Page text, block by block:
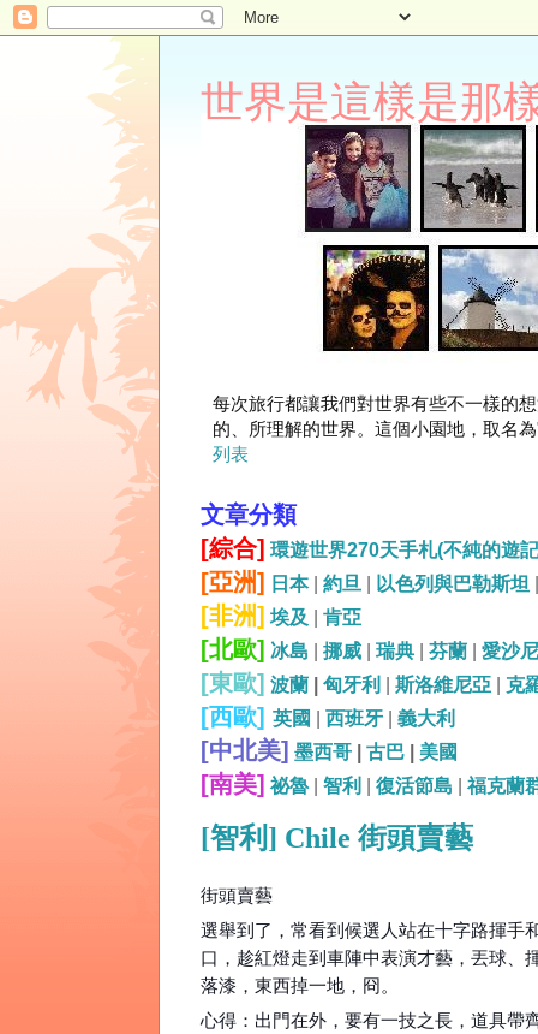
世界是這樣是那
每次旅行都讓我們對世界有些不一樣的
的、所理解的世界。這個小園地，取名
列表
文章分類
[綜合] 環遊世界270天手札(不純的遊
[亞洲] 日本| 約旦 以色列與巴勒斯坦
[非洲] 埃及 肯亞
[北歐] 冰島 挪威 瑞典 芬蘭 愛沙
[東歐] 波蘭 匈牙利 斯洛維尼亞 克
[西歐] 英國 西班牙 義大利
[中北美] 墨西哥 古巴 美國
[南美] 祕魯| 智利 復活節島 福克蘭
[智利] Chile 街頭賣藝
街頭賣藝
選舉到了，常看到候選人站在十字路揮手
口，趁紅燈走到車陣中表演才藝，丟球、
落漆，東西掉一地，冏。
心得：出門在外，要有一技之長，道具帶